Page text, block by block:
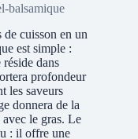
balsamique
cuisson en un
est simple :
dans
profondeur
les saveurs
donnera de la
le gras. Le
: il offre une